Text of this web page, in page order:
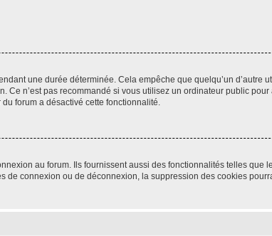
une durée déterminée. Cela empêche que quelqu’un d’autre
Ce n’est pas recommandé si vous utilisez un ordinateur public
forum a désactivé cette fonctionnalité.
au forum. Ils fournissent aussi des fonctionnalités telles que
de connexion ou de déconnexion, la suppression des cookies